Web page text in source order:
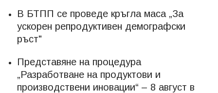
В БТПП се проведе кръгла маса „За
ускорен репродуктивен демографски
ръст"
Представяне на процедура
„Разработване на продуктови и
производствени иновации“ – 8 август в